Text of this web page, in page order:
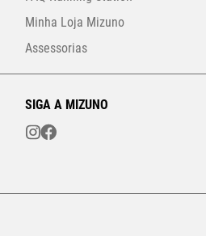
Minha Loja Mizuno
Assessorias
SIGA A MIZUNO